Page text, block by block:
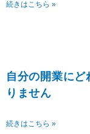
続きはこちら »
自分の開業に
りません
続きはこちら »